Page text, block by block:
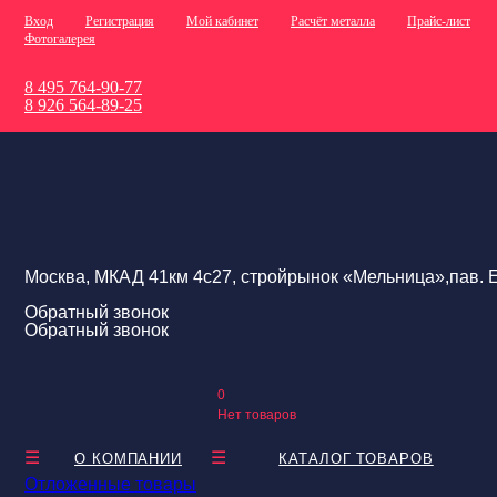
Вход Регистрация Мой кабинет Расчёт металла
Прайс-лист
Фотогалерея
8 495 764-90-77
8 926 564-89-25
Москва, МКАД 41км 4с27, стройрынок «Мельница»,пав.
Обратный звонок
Обратный звонок
0
Нет товаров
О КОМПАНИИ КАТАЛОГ ТОВАРОВ
Отложенные товары